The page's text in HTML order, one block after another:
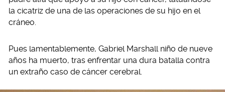
la cicatriz de una de las operaciones de su hijo en el
cráneo.
Pues lamentablemente, Gabriel Marshall niño de nueve
años ha muerto, tras enfrentar una dura batalla contra
un extraño caso de cáncer cerebral.